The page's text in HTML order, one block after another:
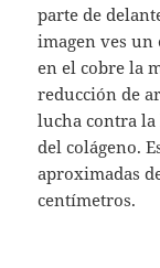
parte de
imagen ves un
en el cobre la
reducción de
lucha contra
del colágeno.
aproximadas
centímetros.